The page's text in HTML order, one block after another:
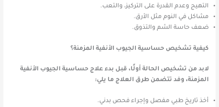
التهيج وعدم القدرة على التركيز، والتعب.
مشاكل في النوم مثل الأرق.
ضعف حاسة الشم والتذوق.
كيفية تشخيص حساسية الجيوب الأنفية المزمنة؟
لابد من تشخيص الحالة أولًا، قبل بدء علاج حساسية الجيوب الأنفية
المزمنة، وفد تتضمن طرق العلاج ما يلي:
أخذ تاريخ طبي مفصل وإجراء فحص بدني.